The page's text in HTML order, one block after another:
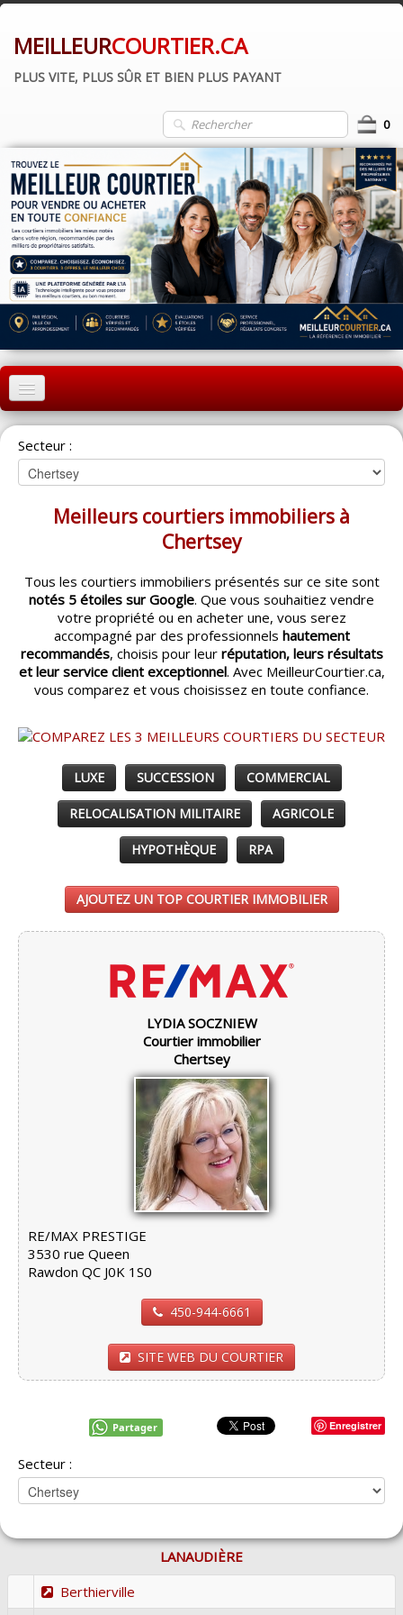
MEILLEURCOURTIER.CA
PLUS VITE, PLUS SÛR ET BIEN PLUS PAYANT
0
ACCUEIL
MONTRÉAL
QUÉBEC
LAVAL
CATÉGORIES▼
ACHETEUR / VENDEUR▼
ENTREPRENEURS▼
ESPACE COURTIER ▼
Secteur :
Meilleurs courtiers immobiliers à
Chertsey
Tous les courtiers immobiliers présentés sur ce site sont
notés 5 étoiles sur Google. Que vous souhaitiez vendre
votre propriété ou en acheter une, vous serez
accompagné par des professionnels hautement
recommandés, choisis pour leur réputation, leurs résultats
et leur service client exceptionnel. Avec MeilleurCourtier.ca,
vous comparez et vous choisissez en toute confiance.
LUXE SUCCESSION COMMERCIAL
RELOCALISATION MILITAIRE AGRICOLE
HYPOTHÈQUE RPA
AJOUTEZ UN TOP COURTIER IMMOBILIER
LYDIA SOCZNIEW
Courtier immobilier
Chertsey
RE/MAX PRESTIGE
3530 rue Queen
Rawdon QC J0K 1S0
450-944-6661
SITE WEB DU COURTIER
Enregistrer
Partager
Secteur :
LANAUDIÈRE
Berthierville